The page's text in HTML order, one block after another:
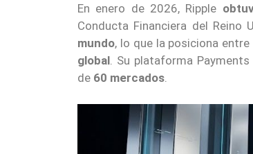
En enero de 2026, Ripple
Conducta Financiera del Reino
mundo, lo que la posiciona
global . Su plataforma
de 60 mercados